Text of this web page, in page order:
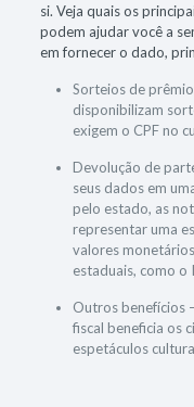
si. Veja quais os
podem ajudar você a
em fornecer o dado,
Sorteios de
disponibilizam
exigem o CPF no
Devolução de
seus dados em
pelo estado, as
representar uma
valores
estaduais, como o
Outros benefícios
fiscal beneficia os
espetáculos